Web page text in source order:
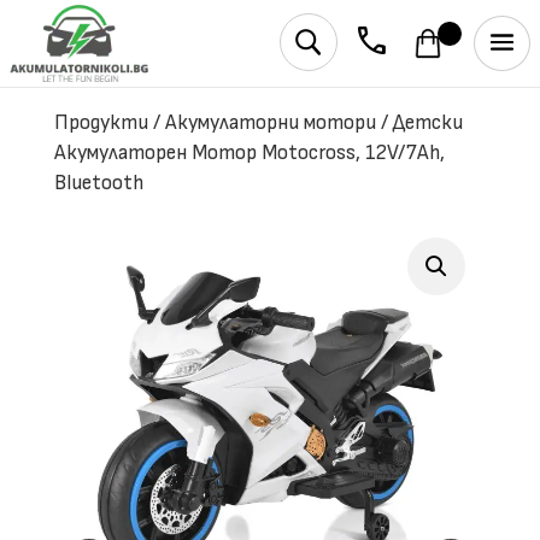
phone
U
Продукти/ Акумулаторни мотори/Детски
Акумулаторен Мотор Motocross, 12V/7Ah,
Bluetooth